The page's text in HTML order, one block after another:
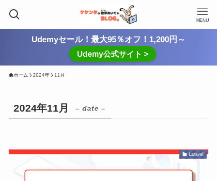
MENU
Udemyセール！最大95％オフ！1,200円～
Udemy公式サイト >
ホーム 2024年 11月
2024年11月 – date –
Laravel